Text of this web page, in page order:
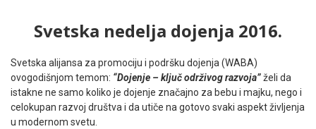
Svetska nedelja dojenja 2016.
Svetska alijansa za promociju i podršku dojenja (WABA)
ovogodišnjom temom: “Dojenje – ključ održivog razvoja”želi da
istakne ne samo koliko je dojenje značajno za bebu i majku, nego i
celokupan razvoj društva i da utiče na gotovo svaki aspekt življenja
u modernom svetu.